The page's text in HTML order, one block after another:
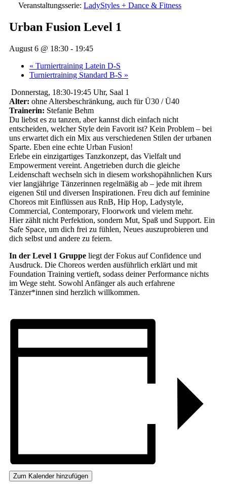
Veranstaltungsserie: LadyStyles + Dance & Fitness
Urban Fusion Level 1
August 6 @ 18:30 - 19:45
« Turniertraining Latein D-S
Turniertraining Standard B-S »
Donnerstag, 18:30-19:45 Uhr, Saal 1
Alter: ohne Altersbeschränkung, auch für Ü30 / Ü40
Trainerin: Stefanie Behm
Du liebst es zu tanzen, aber kannst dich einfach nicht
entscheiden, welcher Style dein Favorit ist? Kein Problem – bei
uns erwartet dich ein Mix aus verschiedenen Stilen der urbanen
Sparte. Eben eine echte Urban Fusion!
Erlebe ein einzigartiges Tanzkonzept, das Vielfalt und
Empowerment vereint. Angetrieben durch die gleiche
Leidenschaft wechseln sich in diesem workshopähnlichen Kurs
vier langjährige Tänzerinnen regelmäßig ab – jede mit ihrem
eigenen Stil und diversen Inspirationen. Freu dich auf feminine
Choreos mit Einflüssen aus RnB, Hip Hop, Ladystyle,
Commercial, Contemporary, Floorwork und vielem mehr.
Hier zählt nicht Perfektion, sondern Mut, Spaß und Support. Ein
Safe Space, um dich frei zu fühlen, Neues auszuprobieren und
dich selbst und andere zu feiern.
In der Level 1 Gruppe liegt der Fokus auf Confidence und
Ausdruck. Die Choreos werden ausführlich erklärt und mit
Foundation Training vertieft, sodass deiner Performance nichts
im Wege steht. Sowohl Anfänger als auch erfahrene
Tänzer*innen sind herzlich willkommen.
Zum Kalender hinzufügen